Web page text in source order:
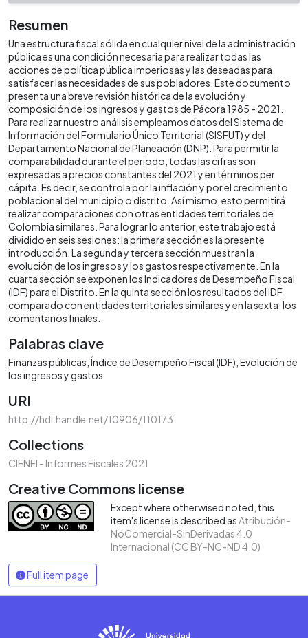
Resumen
Una estructura fiscal sólida en cualquier nivel de la administración
pública es una condición necesaria para realizar todas las
acciones de política pública imperiosas y las deseadas para
satisfacer las necesidades de sus pobladores. Este documento
presenta una breve revisión histórica de la evolución y
composición de los ingresos y gastos de Pácora 1985 - 2021.
Para realizar nuestro análisis empleamos datos del Sistema de
Información del Formulario Único Territorial (SISFUT) y del
Departamento Nacional de Planeación (DNP). Para permitir la
comparabilidad durante el periodo, todas las cifras son
expresadas a precios constantes del 2021 y en términos per
cápita. Es decir, se controla por la inflación y por el crecimiento
poblacional del municipio o distrito. Así mismo, esto permitirá
realizar comparaciones con otras entidades territoriales de
Colombia similares. Para lograr lo anterior, este trabajo está
dividido en seis sesiones: la primera sección es la presente
introducción. La segunda y tercera sección muestran la
evolución de los ingresos y los gastos respectivamente. En la
cuarta sección se exponen los Indicadores de Desempeño Fiscal
(IDF) para el Distrito. En la quinta sección los resultados del IDF
comparado con entidades territoriales similares y en la sexta, los
comentarios finales.
Palabras clave
Finanzas públicas Índice de Desempeño Fiscal (IDF) Evolución de
los ingresos y gastos
URI
http://hdl.handle.net/10906/110173
Collections
CIENFI - Informes Fiscales 2021
Creative Commons license
Except where otherwised noted, this
item's license is described asAtribución-
NoComercial-SinDerivadas 4.0
Internacional (CC BY-NC-ND 4.0)
Full item page